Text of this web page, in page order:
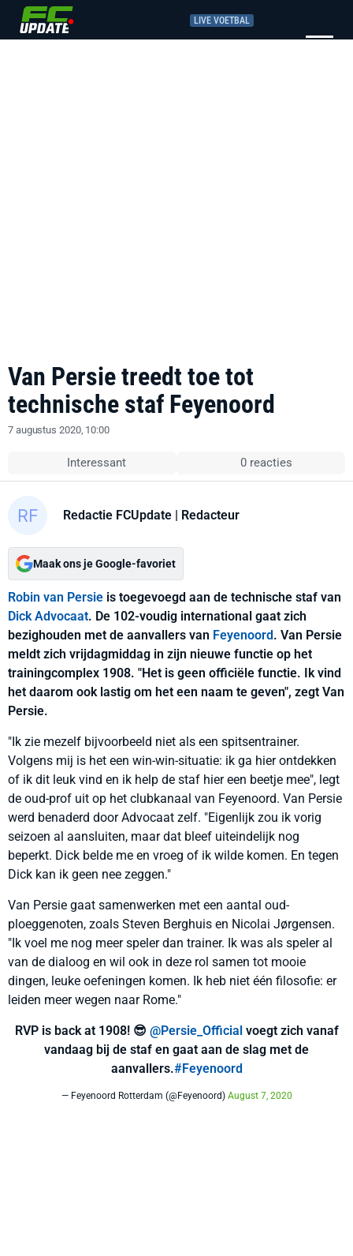
LIVE VOETBAL
Van Persie treedt toe tot
technische staf Feyenoord
7 augustus 2020, 10:00
Interessant 0 reacties
Redactie FCUpdate | Redacteur
Maak ons je Google-favoriet
Robin van Persie is toegevoegd aan de technische staf van
Dick Advocaat. De 102-voudig international gaat zich
bezighouden met de aanvallers van Feyenoord. Van Persie
meldt zich vrijdagmiddag in zijn nieuwe functie op het
trainingcomplex 1908. "Het is geen officiële functie. Ik vind
het daarom ook lastig om het een naam te geven", zegt Van
Persie.
"Ik zie mezelf bijvoorbeeld niet als een spitsentrainer.
Volgens mij is het een win-win-situatie: ik ga hier ontdekken
of ik dit leuk vind en ik help de staf hier een beetje mee", legt
de oud-prof uit op het clubkanaal van Feyenoord. Van Persie
werd benaderd door Advocaat zelf. "Eigenlijk zou ik vorig
seizoen al aansluiten, maar dat bleef uiteindelijk nog
beperkt. Dick belde me en vroeg of ik wilde komen. En tegen
Dick kan ik geen nee zeggen."
Van Persie gaat samenwerken met een aantal oud-
ploeggenoten, zoals Steven Berghuis en Nicolai Jørgensen.
"Ik voel me nog meer speler dan trainer. Ik was als speler al
van de dialoog en wil ook in deze rol samen tot mooie
dingen, leuke oefeningen komen. Ik heb niet één filosofie: er
leiden meer wegen naar Rome."
RVP is back at 1908! 😎 @Persie_Officialvoegt zich vanaf
vandaag bij de staf en gaat aan de slag met de
aanvallers.#Feyenoord
— Feyenoord Rotterdam (@Feyenoord) August 7, 2020